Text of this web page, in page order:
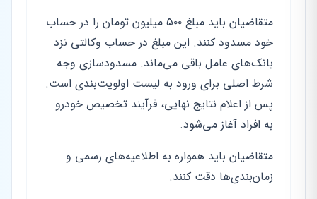
متقاضیان باید مبلغ ۵۰۰ میلیون تومان را در حساب
خود مسدود کنند. این مبلغ در حساب وکالتی نزد
بانک‌های عامل باقی می‌ماند. مسدودسازی وجه
شرط اصلی برای ورود به لیست اولویت‌بندی است.
پس از اعلام نتایج نهایی، فرآیند تخصیص خودرو
به افراد آغاز می‌شود.
متقاضیان باید همواره به اطلاعیه‌های رسمی و
زمان‌بندی‌ها دقت کنند.